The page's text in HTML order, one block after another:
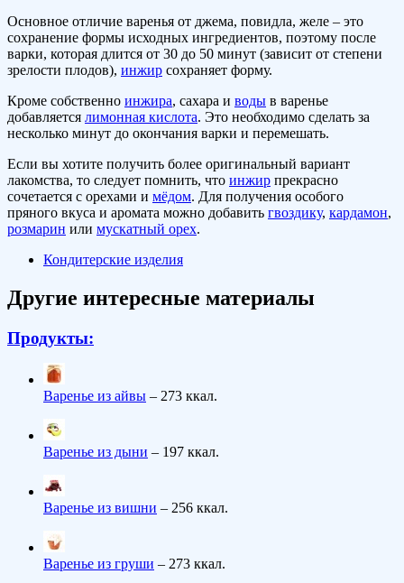
Основное отличие варенья от джема, повидла, желе – это
сохранение формы исходных ингредиентов, поэтому после
варки, которая длится от 30 до 50 минут (зависит от степени
зрелости плодов), инжир сохраняет форму.
Кроме собственно инжира, сахара и воды в варенье
добавляется лимонная кислота. Это необходимо сделать за
несколько минут до окончания варки и перемешать.
Если вы хотите получить более оригинальный вариант
лакомства, то следует помнить, что инжир прекрасно
сочетается с орехами и мёдом. Для получения особого
пряного вкуса и аромата можно добавить гвоздику, кардамон,
розмарин или мускатный орех.
Кондитерские изделия
Другие интересные материалы
Продукты:
Варенье из айвы – 273 ккал.
Варенье из дыни – 197 ккал.
Варенье из вишни – 256 ккал.
Варенье из груши – 273 ккал.